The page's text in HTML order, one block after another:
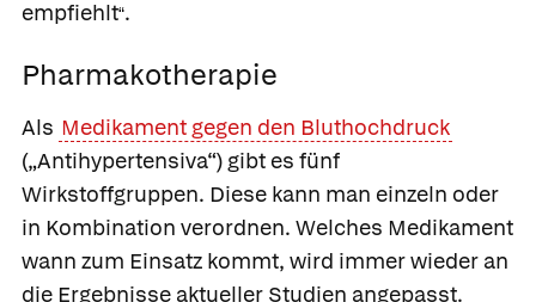
empfiehlt“.
Pharmakotherapie
Als Medikament gegen den Bluthochdruck
(„Antihypertensiva“) gibt es fünf
Wirkstoffgruppen. Diese kann man einzeln oder
in Kombination verordnen. Welches Medikament
wann zum Einsatz kommt, wird immer wieder an
die Ergebnisse aktueller Studien angepasst.